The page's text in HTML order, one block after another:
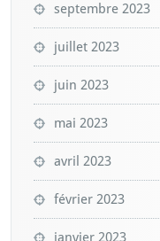
septembre 2023
juillet 2023
juin 2023
mai 2023
avril 2023
février 2023
janvier 2023